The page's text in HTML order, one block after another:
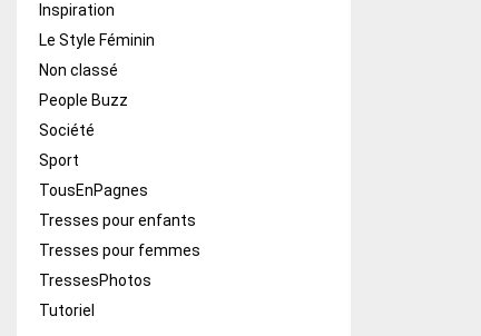
Inspiration
Le Style Féminin
Non classé
People Buzz
Société
Sport
TousEnPagnes
Tresses pour enfants
Tresses pour femmes
TressesPhotos
Tutoriel